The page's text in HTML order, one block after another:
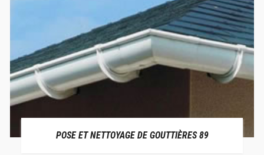
POSE ET NETTOYAGE DE GOUTTIÈRES 89